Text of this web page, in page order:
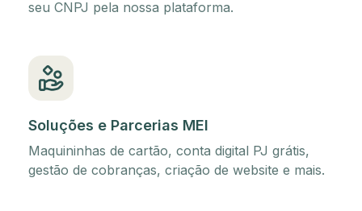
seu CNPJ pela nossa plataforma.
Soluções e Parcerias MEI
Maquininhas de cartão, conta digital PJ grátis,
gestão de cobranças, criação de website e mais.